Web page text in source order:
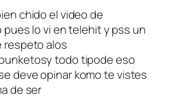
chido el video de
lo vi en telehit y pss un
respeto alos
todo tipode eso
deve opinar komo te vistes
de ser